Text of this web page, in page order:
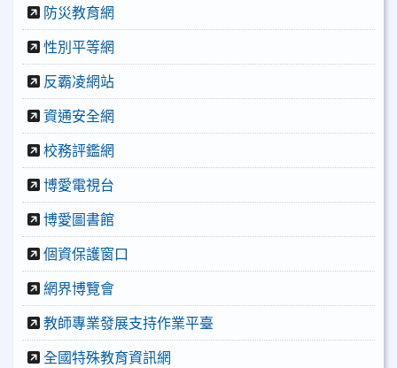
防災教育網
性別平等網
反霸凌網站
資通安全網
校務評鑑網
博愛電視台
博愛圖書館
個資保護窗口
網界博覽會
教師專業發展支持作業平臺
全國特殊教育資訊網